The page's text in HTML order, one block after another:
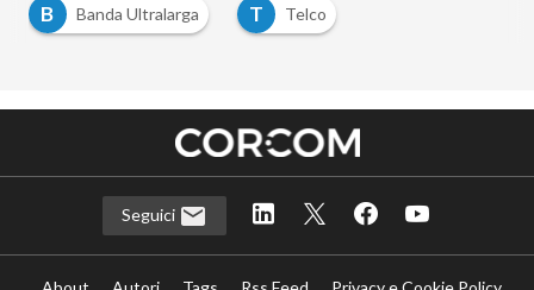
B
Banda Ultralarga T Telco
Seguici